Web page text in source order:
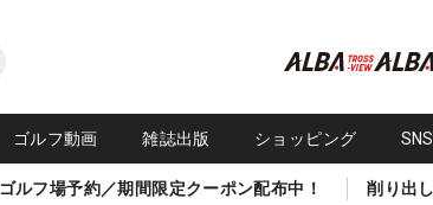
ゴルフ動画 雑誌出版 ショッピング
ゴルフ場予約／期間限定クーポン配布中！ 削り出